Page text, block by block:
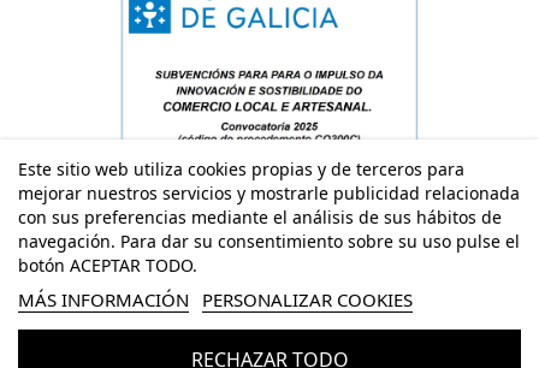
Este sitio web utiliza cookies propias y de terceros para
mejorar nuestros servicios y mostrarle publicidad relacionada
con sus preferencias mediante el análisis de sus hábitos de
navegación. Para dar su consentimiento sobre su uso pulse el
botón ACEPTAR TODO.
MÁS INFORMACIÓN PERSONALIZAR COOKIES
RECHAZAR TODO